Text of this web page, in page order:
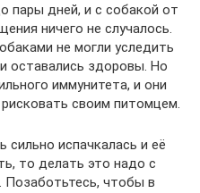
пары дней, и с собакой от
ничего не случалось.
не могли уследить
оставались здоровы. Но
иммунитета, и они
своим питомцем.
сильно испачкалась и её
то делать это надо с
чтобы в